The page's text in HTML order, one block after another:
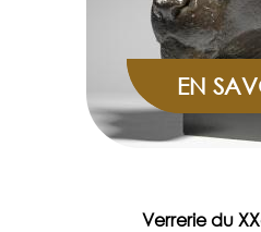
EN
Verrerie du